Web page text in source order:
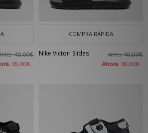
40,00€
35,00€
COMPRA RÁPIDA
Nike Victori Slides Antes40,00€
Ahora 30,00€